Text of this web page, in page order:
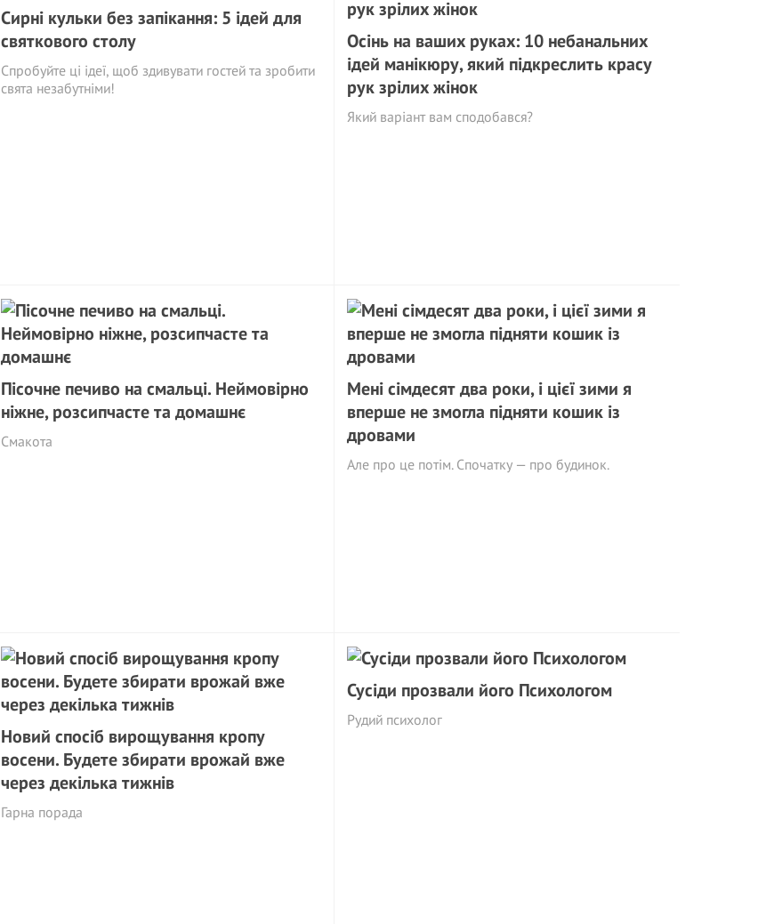
Сирні кульки без запікання: 5 ідей для
святкового столу
Спробуйте ці ідеї, щоб здивувати гостей та зробити
свята незабутніми!
Осінь на ваших руках: 10 небанальних
ідей манікюру, який підкреслить красу
рук зрілих жінок
Який варіант вам сподобався?
Пісочне печиво на смальці. Неймовірно
ніжне, розсипчасте та домашнє
Смакота
Мені сімдесят два роки, і цієї зими я
вперше не змогла підняти кошик із
дровами
Але про це потім. Спочатку — про будинок.
Новий спосіб вирощування кропу
восени. Будете збирати врожай вже
через декілька тижнів
Гарна порада
Сусіди прозвали його Психологом
Рудий психолог